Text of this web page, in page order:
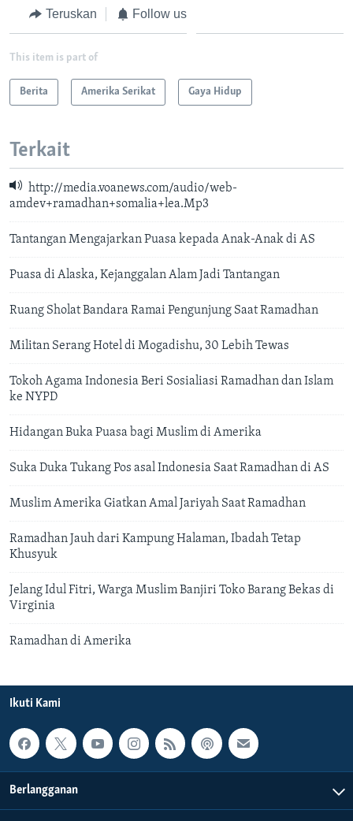
Teruskan Follow us
This item is part of
Berita Amerika Serikat Gaya Hidup
Terkait
http://media.voanews.com/audio/web-
amdev+ramadhan+somalia+lea.Mp3
Tantangan Mengajarkan Puasa kepada Anak-Anak di AS
Puasa di Alaska, Kejanggalan Alam Jadi Tantangan
Ruang Sholat Bandara Ramai Pengunjung Saat Ramadhan
Militan Serang Hotel di Mogadishu, 30 Lebih Tewas
Tokoh Agama Indonesia Beri Sosialiasi Ramadhan dan Islam
ke NYPD
Hidangan Buka Puasa bagi Muslim di Amerika
Suka Duka Tukang Pos asal Indonesia Saat Ramadhan di AS
Muslim Amerika Giatkan Amal Jariyah Saat Ramadhan
Ramadhan Jauh dari Kampung Halaman, Ibadah Tetap
Khusyuk
Jelang Idul Fitri, Warga Muslim Banjiri Toko Barang Bekas di
Virginia
Ramadhan di Amerika
Ikuti Kami
Berlangganan